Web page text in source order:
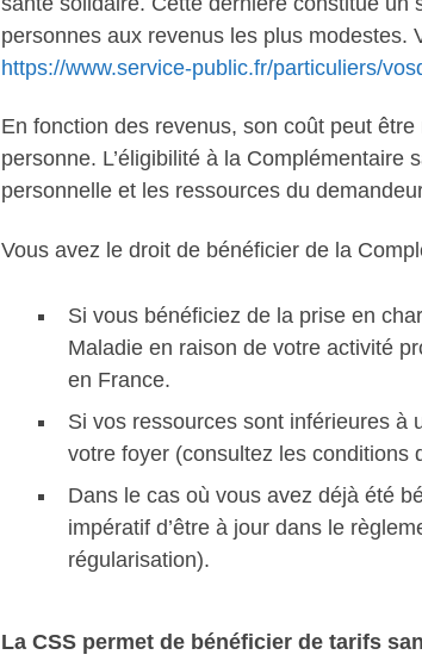
personnes aux revenus les plus modestes.
https://www.service-public.fr/particuliers/
En fonction des revenus, son coût peut
personne. L’éligibilité à la
personnelle et les ressources du
Vous avez le droit de bénéficier de la
Si vous bénéficiez de la prise en
Maladie en raison de votre activité
en France.
Si vos ressources sont inférieures à
votre foyer (consultez les conditions
Dans le cas où vous avez déjà été
impératif d’être à jour dans le
régularisation).
La CSS permet de bénéficier de tarifs